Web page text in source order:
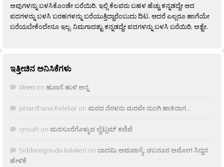
ಅವುಗಳನ್ನು ಬಳಸಿಕೊಂಡೇ ಬರೆಯಿರಿ. ಇಲ್ಲಿ ಕೆಲವರು ಬಹಳ ಹೆಚ್ಚು ಕನ್ನಡದ್ದೇ ಆದ
ಪದಗಳನ್ನು ಬಳಸಿ ಬರಹಗಳನ್ನು ಬರೆಯುತ್ತಿದ್ದಾರೆಂಬುದು ದಿಟ. ಆದರೆ ಎಲ್ಲರೂ ಹಾಗೆಯೇ
ಬರೆಯಬೇಕೆಂದೇನೂ ಇಲ್ಲ. ನಿಮಗಾದಶ್ಟು ಕನ್ನಡದ್ದೇ ಪದಗಳನ್ನು ಬಳಸಿ ಬರೆಯಿರಿ, ಅಶ್ಟೇ.
ಇತ್ತೀಚಿನ ಅನಿಸಿಕೆಗಳು
Viren on ಹುಣಸೆ ಹುಳಿ ಅನ್ನ
Janardhana Relekar on ಮರದ ನೆರಳನು ಮರವೇ ನುಂಗಿ ಹಾಕಿದಾಗ…
rjnivah on ಮನಸೂರೆಗೊಳ್ಳುವ ಲೈಟ್ಲಮ್ ಕಣಿವೆ
Siddanagouda kalakeri on ಬಾದಮಿ ಅಮವಾಸ್ಯೆ: ಚಬನೂರ ಅಮೋಗ ಸಿದ್ದನ
ಹೇಳಿಕೆ